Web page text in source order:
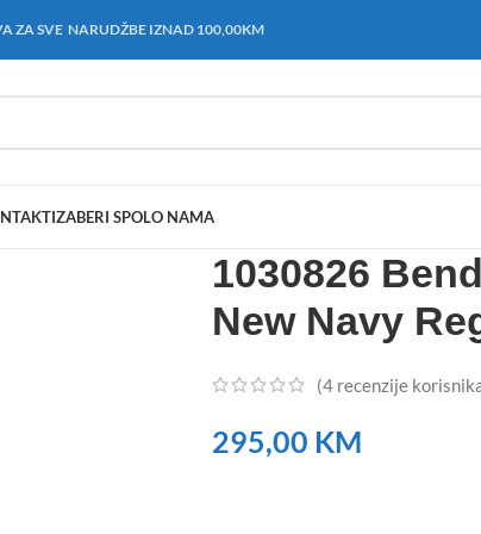
ZA SVE NARUDŽBE IZNAD 100,00KM
IZABERI SPOLO NAMA
1030826
New Navy
(4recenzije
295,00 KM